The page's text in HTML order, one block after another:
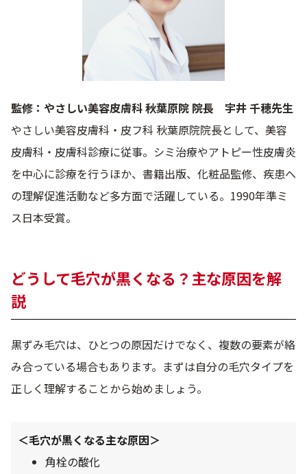
キャンペーン情報
通販限定商品
クーポン＆ポイント
定期便
ショッピングガイド
監修：やさしい美容皮膚科 秋葉原院 院長 宇井 千穂先生
やさしい美容皮膚科・皮フ科 秋葉原院院長として、美容
皮膚科・皮膚科診療に従事。シミ治療やアトピー性皮膚炎
を中心に診療を行うほか、書籍出版、化粧品監修、疾患へ
の理解促進活動など多方面で活躍している。1990年準ミ
ス日本受賞。
どうして毛穴が黒くなる？主な原因を解
説
黒ずみ毛穴は、ひとつの原因だけでなく、複数の要素が絡
み合っている場合もあります。まずは自分の毛穴タイプを
正しく理解することから始めましょう。
＜毛穴が黒くなる主な原因＞
角栓の酸化